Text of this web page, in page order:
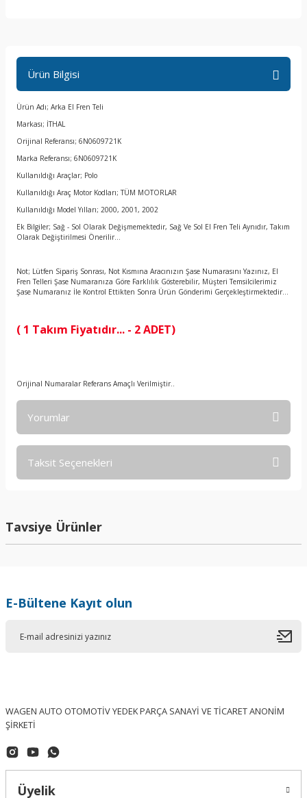
Ürün Bilgisi
Ürün Adı; Arka El Fren Teli
Markası; İTHAL
Orijinal Referansı; 6N0609721K
Marka Referansı; 6N0609721K
Kullanıldığı Araçlar; Polo
Kullanıldığı Araç Motor Kodları; TÜM MOTORLAR
Kullanıldığı Model Yılları; 2000, 2001, 2002
Ek Bilgiler; Sağ - Sol Olarak Değişmemektedir, Sağ Ve Sol El Fren Teli Aynıdır, Takım
Olarak Değiştirilmesi Önerilir...
Not; Lütfen Sipariş Sonrası, Not Kısmına Aracınızın Şase Numarasını Yazınız, El
Fren Telleri Şase Numaranıza Göre Farklılık Gösterebilir, Müşteri Temsilcilerimiz
Şase Numaranız İle Kontrol Ettikten Sonra Ürün Gönderimi Gerçekleştirmektedir...
( 1 Takım Fiyatıdır... - 2 ADET)
Orijinal Numaralar Referans Amaçlı Verilmiştir..
Yorumlar
Taksit Seçenekleri
Tavsiye Ürünler
E-Bültene Kayıt olun
WAGEN AUTO OTOMOTİV YEDEK PARÇA SANAYİ VE TİCARET ANONİM
ŞİRKETİ
Üyelik